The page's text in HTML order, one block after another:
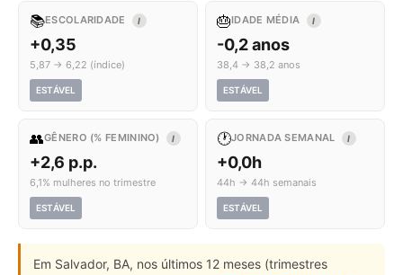
📚ESCOLARIDADE I
+0,35
5,87 → 6,22 (índice)
ESTÁVEL
🎂IDADE MÉDIA I
-0,2 anos
38,4 → 38,2 anos
ESTÁVEL
👥GÊNERO (% FEMININO) I
+2,6 p.p.
6,1% mulheres no trimestre
ESTÁVEL
🕐JORNADA SEMANAL I
+0,0h
44h → 44h semanais
ESTÁVEL
Em Salvador, BA, nos últimos 12 meses (trimestres